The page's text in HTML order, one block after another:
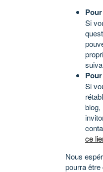
Si
Si
blog,
ce
Nous
pourra